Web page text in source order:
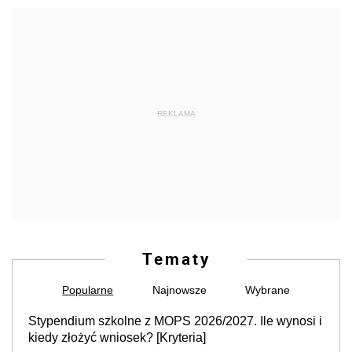
REKLAMA
Tematy
Popularne Najnowsze Wybrane
Stypendium szkolne z MOPS 2026/2027. Ile wynosi i
kiedy złożyć wniosek? [Kryteria]